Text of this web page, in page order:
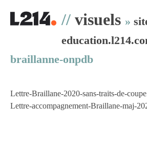
// visuels »
braillanne-onpdb
Lettre-Braillane-2020-sans-traits-de-
Lettre-accompagnement-Braillane-maj-